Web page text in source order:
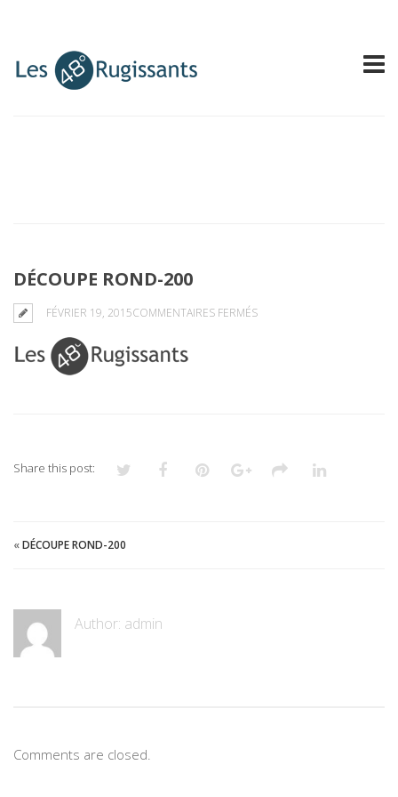
DÉCOUPE ROND-200
FÉVRIER 19, 2015COMMENTAIRES FERMÉSSUR
Share this post:
«DÉCOUPE ROND-200
Author: admin
Comments are closed.